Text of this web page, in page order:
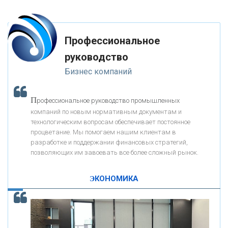
«РОСЕВРОБАНК»
«ПРЕСС-СЛУЖБА ВТБ24»
«АВТОГРАДБАНК»
«ПРОМРЕГИОНБАНК»
ОНАС
Как Система быстрых платежей за пять лет
изменила финансовый рынок - «Интервью»
-- Лучшее, что можно сделать с хорошим советом, это пропустить его
мимо ушей. Он никогда не бывает полезен никому, кроме того, кто его
-- Люблю давать советы и очень не люблю, когда их дают мне.
Профессиональное
руководство
Бизнес компаний
Профессиональное руководство промышленных
компаний по новым нормативным документам и
технологическим вопросам обеспечивает постоянное
процветание. Мы помогаем нашим клиентам в
разработке и поддержании финансовых стратегий,
позволяющих им завоевать все более сложный рынок.
ЭКОНОМИКА